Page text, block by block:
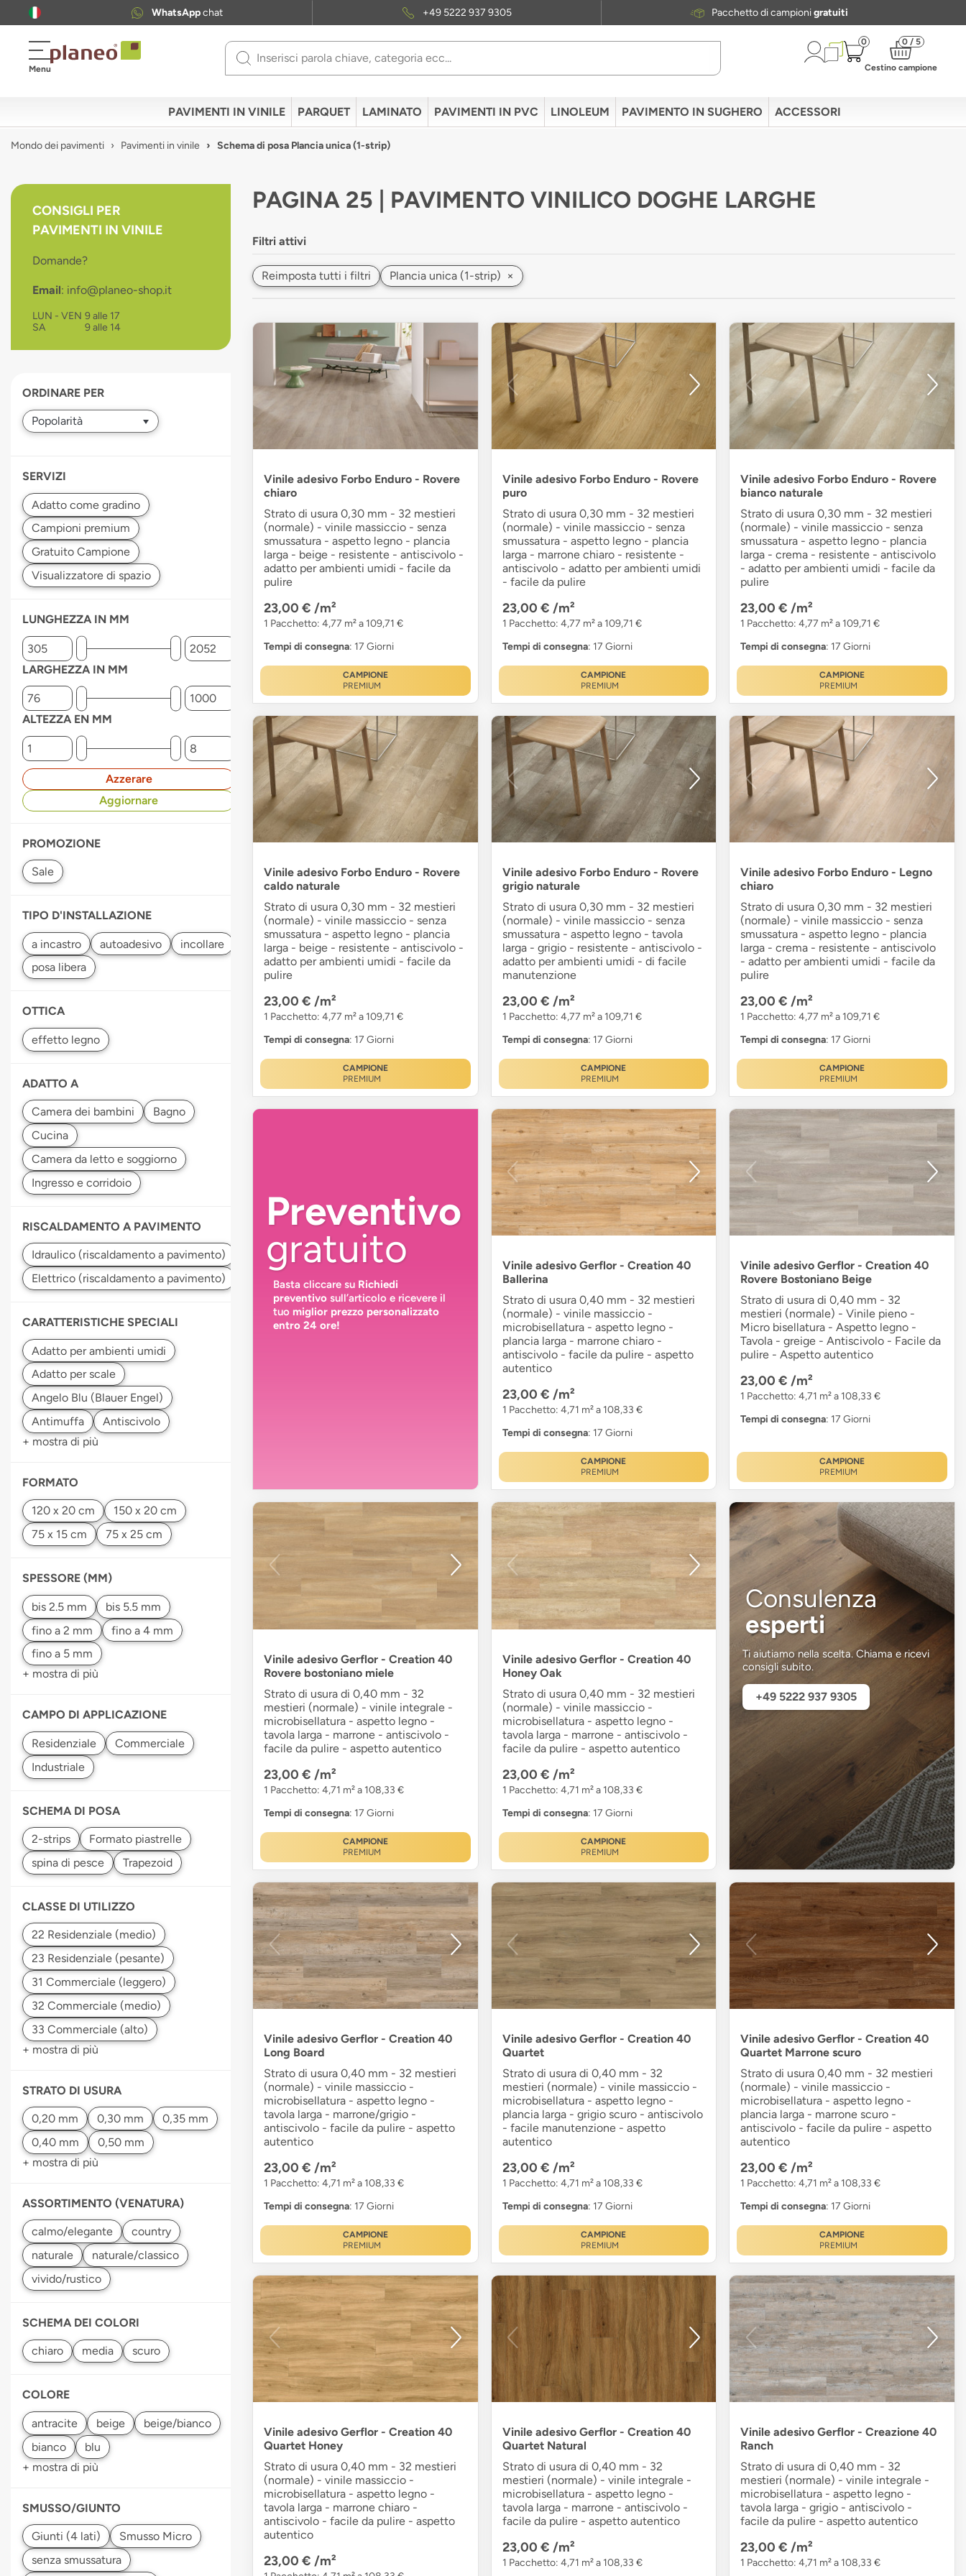
WhatsAppchat +49 5222 937 9305 Pacchetto di campionigratuiti
Menu
Use
down
arrows
to
Press
selected
search
Touch
0 0 / 5
Cestino campione
PAVIMENTI IN VINILE PARQUET LAMINATO PAVIMENTI IN PVC LINOLEUM PAVIMENTO IN SUGHERO ACCESSORI
Mondo dei pavimenti Pavimenti in vinile Schema di posa Plancia unica (1-strip)
CONSIGLI PER
PAVIMENTI IN VINILE
Domande?
Email: info@planeo-shop.it
LUN - VEN 9 alle 17
SA
9 alle 14
ORDINARE PER
SERVIZI
LUNGHEZZA IN MM
LARGHEZZA IN MM
ALTEZZA EN MM
Azzerare
Aggiornare
PROMOZIONE
TIPO D'INSTALLAZIONE
OTTICA
ADATTO A
RISCALDAMENTO A PAVIMENTO
CARATTERISTICHE SPECIALI
+ mostra di più
FORMATO
SPESSORE (MM)
+ mostra di più
CAMPO DI APPLICAZIONE
SCHEMA DI POSA
CLASSE DI UTILIZZO
+ mostra di più
STRATO DI USURA
+ mostra di più
ASSORTIMENTO (VENATURA)
SCHEMA DEI COLORI
COLORE
+ mostra di più
SMUSSO/GIUNTO
PAGINA 25 | PAVIMENTO VINILICO DOGHE LARGHE
Filtri attivi
Reimposta tutti i filtri Plancia unica (1-strip) ×
Vinile adesivo Forbo Enduro - Rovere
chiaro
Strato di usura 0,30 mm - 32 mestieri
(normale) - vinile massiccio - senza
smussatura - aspetto legno - plancia
larga - beige - resistente - antiscivolo -
adatto per ambienti umidi - facile da
pulire
23,00 € /m²
1 Pacchetto: 4,77 m² a 109,71 €
Tempi di consegna: 17 Giorni
CAMPIONE
PREMIUM
Vinile adesivo Forbo Enduro - Rovere
puro
Strato di usura 0,30 mm - 32 mestieri
(normale) - vinile massiccio - senza
smussatura - aspetto legno - plancia
larga - marrone chiaro - resistente -
antiscivolo - adatto per ambienti umidi
- facile da pulire
23,00 € /m²
1 Pacchetto: 4,77 m² a 109,71 €
Tempi di consegna: 17 Giorni
CAMPIONE
PREMIUM
Vinile adesivo Forbo Enduro - Rovere
bianco naturale
Strato di usura 0,30 mm - 32 mestieri
(normale) - vinile massiccio - senza
smussatura - aspetto legno - plancia
larga - crema - resistente - antiscivolo
- adatto per ambienti umidi - facile da
pulire
23,00 € /m²
1 Pacchetto: 4,77 m² a 109,71 €
Tempi di consegna: 17 Giorni
CAMPIONE
PREMIUM
Vinile adesivo Forbo Enduro - Rovere
caldo naturale
Strato di usura 0,30 mm - 32 mestieri
(normale) - vinile massiccio - senza
smussatura - aspetto legno - plancia
larga - beige - resistente - antiscivolo -
adatto per ambienti umidi - facile da
pulire
23,00 € /m²
1 Pacchetto: 4,77 m² a 109,71 €
Tempi di consegna: 17 Giorni
CAMPIONE
PREMIUM
Vinile adesivo Forbo Enduro - Rovere
grigio naturale
Strato di usura 0,30 mm - 32 mestieri
(normale) - vinile massiccio - senza
smussatura - aspetto legno - tavola
larga - grigio - resistente - antiscivolo -
adatto per ambienti umidi - di facile
manutenzione
23,00 € /m²
1 Pacchetto: 4,77 m² a 109,71 €
Tempi di consegna: 17 Giorni
CAMPIONE
PREMIUM
Vinile adesivo Forbo Enduro - Legno
chiaro
Strato di usura 0,30 mm - 32 mestieri
(normale) - vinile massiccio - senza
smussatura - aspetto legno - plancia
larga - crema - resistente - antiscivolo
- adatto per ambienti umidi - facile da
pulire
23,00 € /m²
1 Pacchetto: 4,77 m² a 109,71 €
Tempi di consegna: 17 Giorni
CAMPIONE
PREMIUM
Preventivo
gratuito
Basta cliccare su Richiedi
preventivo sull’articolo e ricevere il
tuomiglior prezzo personalizzato
entro 24 ore!
Vinile adesivo Gerflor - Creation 40
Ballerina
Strato di usura 0,40 mm - 32 mestieri
(normale) - vinile massiccio -
microbisellatura - aspetto legno -
plancia larga - marrone chiaro -
antiscivolo - facile da pulire - aspetto
autentico
23,00 € /m²
1 Pacchetto: 4,71 m² a 108,33 €
Tempi di consegna: 17 Giorni
CAMPIONE
PREMIUM
Vinile adesivo Gerflor - Creation 40
Rovere Bostoniano Beige
Strato di usura di 0,40 mm - 32
mestieri (normale) - Vinile pieno -
Micro bisellatura - Aspetto legno -
Tavola - greige - Antiscivolo - Facile da
pulire - Aspetto autentico
23,00 € /m²
1 Pacchetto: 4,71 m² a 108,33 €
Tempi di consegna: 17 Giorni
CAMPIONE
PREMIUM
Vinile adesivo Gerflor - Creation 40
Rovere bostoniano miele
Strato di usura di 0,40 mm - 32
mestieri (normale) - vinile integrale -
microbisellatura - aspetto legno -
tavola larga - marrone - antiscivolo -
facile da pulire - aspetto autentico
23,00 € /m²
1 Pacchetto: 4,71 m² a 108,33 €
Tempi di consegna: 17 Giorni
CAMPIONE
PREMIUM
Vinile adesivo Gerflor - Creation 40
Honey Oak
Strato di usura 0,40 mm - 32 mestieri
(normale) - vinile massiccio -
microbisellatura - aspetto legno -
tavola larga - marrone - antiscivolo -
facile da pulire - aspetto autentico
23,00 € /m²
1 Pacchetto: 4,71 m² a 108,33 €
Tempi di consegna: 17 Giorni
CAMPIONE
PREMIUM
Consulenza
esperti
Ti aiutiamo nella scelta. Chiama e ricevi
consigli subito.
+49 5222 937 9305
Vinile adesivo Gerflor - Creation 40
Long Board
Strato di usura 0,40 mm - 32 mestieri
(normale) - vinile massiccio -
microbisellatura - aspetto legno -
tavola larga - marrone/grigio -
antiscivolo - facile da pulire - aspetto
autentico
23,00 € /m²
1 Pacchetto: 4,71 m² a 108,33 €
Tempi di consegna: 17 Giorni
CAMPIONE
PREMIUM
Vinile adesivo Gerflor - Creation 40
Quartet
Strato di usura di 0,40 mm - 32
mestieri (normale) - vinile massiccio -
microbisellatura - aspetto legno -
plancia larga - grigio scuro - antiscivolo
- facile manutenzione - aspetto
autentico
23,00 € /m²
1 Pacchetto: 4,71 m² a 108,33 €
Tempi di consegna: 17 Giorni
CAMPIONE
PREMIUM
Vinile adesivo Gerflor - Creation 40
Quartet Marrone scuro
Strato di usura 0,40 mm - 32 mestieri
(normale) - vinile massiccio -
microbisellatura - aspetto legno -
plancia larga - marrone scuro -
antiscivolo - facile da pulire - aspetto
autentico
23,00 € /m²
1 Pacchetto: 4,71 m² a 108,33 €
Tempi di consegna: 17 Giorni
CAMPIONE
PREMIUM
Vinile adesivo Gerflor - Creation 40
Quartet Honey
Strato di usura 0,40 mm - 32 mestieri
(normale) - vinile massiccio -
microbisellatura - aspetto legno -
tavola larga - marrone chiaro -
antiscivolo - facile da pulire - aspetto
autentico
23,00 € /m²
Vinile adesivo Gerflor - Creation 40
Quartet Natural
Strato di usura di 0,40 mm - 32
mestieri (normale) - vinile integrale -
microbisellatura - aspetto legno -
tavola larga - marrone - antiscivolo -
facile da pulire - aspetto autentico
23,00 € /m²
1 Pacchetto: 4,71 m² a 108,33 €
Vinile adesivo Gerflor - Creazione 40
Ranch
Strato di usura di 0,40 mm - 32
mestieri (normale) - vinile integrale -
microbisellatura - aspetto legno -
tavola larga - grigio - antiscivolo -
facile da pulire - aspetto autentico
23,00 € /m²
1 Pacchetto: 4,71 m² a 108,33 €